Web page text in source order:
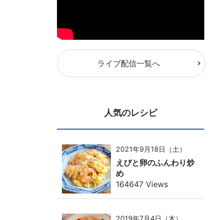
ライブ配信一覧へ
人気のレシピ
2021年9月18日（土）
えびと卵のふんわり炒
め
164647 Views
2019年7月4日（木）